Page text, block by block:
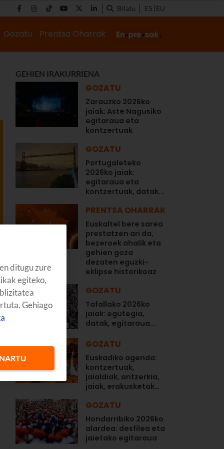
Bilatu ES EU
Gozatu Prentsa Oharrak
GEHIEN IRAKURRIENA
GOZATU
Zarauzko 2026ko
jaiak: Aste Nagusiko
egitaraua eta
kontzertuak
GOZATU
Portugaleteko
2026ko jaiak:
egitaraua eta
kontzertuak, datak...
PRENTSA OHARRAK
Euskaltel bere sarea
prestatzen ari da,
bezeroek ahalik eta
gehien goza
dezaten eguzki-
eklipse historikoaz
GOZATU
Tafallako 2026ko
jaiak: egutegia,
datak, egitaraua...
GOZATU
Euskadiko agenda:
kontzertuak,
jaialdiak, antzerkia,
jaiak, erakusketak…
GOZATU
Hondarribiko 2026ko
alardea: desfilea eta
jaietako egitaraua
ditugu zure
egiteko,
Gehiago